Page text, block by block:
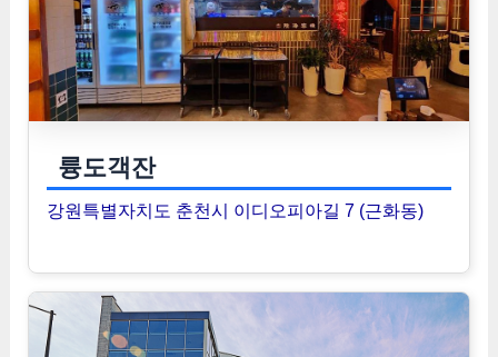
륭도객잔
강원특별자치도 춘천시 이디오피아길 7 (근화동)